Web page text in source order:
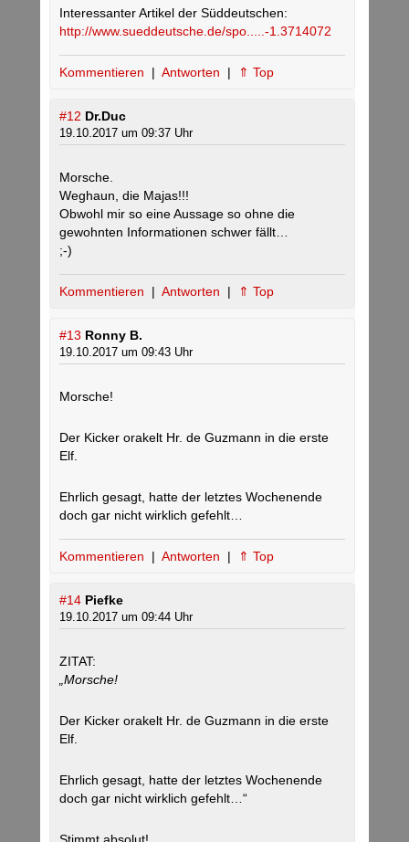
Interessanter Artikel der Süddeutschen:
http://www.sueddeutsche.de/spo.....-1.3714072
Kommentieren | Antworten | ⇑ Top
#12 Dr.Duc
19.10.2017 um 09:37 Uhr
Morsche.
Weghaun, die Majas!!!
Obwohl mir so eine Aussage so ohne die
gewohnten Informationen schwer fällt…
;-)
Kommentieren | Antworten | ⇑ Top
#13 Ronny B.
19.10.2017 um 09:43 Uhr
Morsche!
Der Kicker orakelt Hr. de Guzmann in die erste
Elf.
Ehrlich gesagt, hatte der letztes Wochenende
doch gar nicht wirklich gefehlt…
Kommentieren | Antworten | ⇑ Top
#14 Piefke
19.10.2017 um 09:44 Uhr
ZITAT:
„Morsche!
Der Kicker orakelt Hr. de Guzmann in die erste
Elf.
Ehrlich gesagt, hatte der letztes Wochenende
doch gar nicht wirklich gefehlt…“